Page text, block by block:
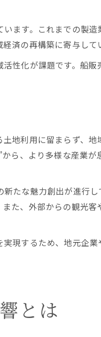
ます。これまでの製
済の再構築に寄与して
性化が課題です。船
地利用に留まらず、
ら、より多様な産業が
たな魅力創出が進行
た、外部からの観光
現するため、地元企
とは